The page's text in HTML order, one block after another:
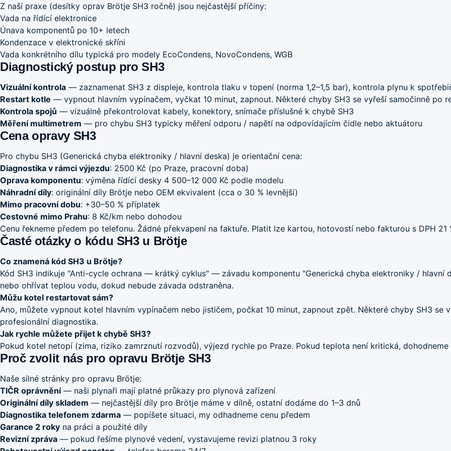
Z naší praxe (desítky oprav Brötje SH3 ročně) jsou nejčastější příčiny:
Vada na řídící elektronice
Únava komponentů po 10+ letech
Kondenzace v elektronické skříni
Vada konkrétního dílu typická pro modely EcoCondens, NovoCondens, WGB
Diagnostický postup pro SH3
Vizuální kontrola — zaznamenat SH3 z displeje, kontrola tlaku v topení (norma 1,2–1,5 bar), kontrola plynu k
Restart kotle — vypnout hlavním vypínačem, vyčkat 10 minut, zapnout. Některé chyby SH3 se vyřeší samočinně po
Kontrola spojů — vizuálně překontrolovat kabely, konektory, snímače příslušné k chybě SH3
Měření multimetrem — pro chybu SH3 typicky měření odporu / napětí na odpovídajícím čidle nebo aktuátoru
Cena opravy SH3
Pro chybu SH3 (Generická chyba elektroniky / hlavní deska) je orientační cena:
Diagnostika v rámci výjezdu: 2500 Kč (po Praze, pracovní doba)
Oprava komponentu: výměna řídící desky 4 500–12 000 Kč podle modelu
Náhradní díly: originální díly Brötje nebo OEM ekvivalent (cca o 30 % levnější)
Mimo pracovní dobu: +30–50 % příplatek
Cestovné mimo Prahu: 8 Kč/km nebo dohodou
Cenu řekneme předem po telefonu. Žádné překvapení na faktuře. Platit lze kartou, hotovostí nebo fakturou s DPH 21
Časté otázky o kódu SH3 u Brötje
Co znamená kód SH3 u Brötje?
Kód SH3 indikuje "Anti-cycle ochrana — krátký cyklus" — závadu komponentu "Generická chyba elektroniky / hlavní
nebo ohřívat teplou vodu, dokud nebude závada odstraněna.
Můžu kotel restartovat sám?
Ano, můžete vypnout kotel hlavním vypínačem nebo jističem, počkat 10 minut, zapnout zpět. Některé chyby SH3 se
profesionální diagnostika.
Jak rychle můžete přijet k chybě SH3?
Pokud kotel netopí (zima, riziko zamrznutí rozvodů), výjezd rychle po Praze. Pokud teplota není kritická,
Proč zvolit nás pro opravu Brötje SH3
Naše silné stránky pro opravu Brötje:
TIČR oprávnění— naši plynaři mají platné průkazy pro plynová zařízení
Originální díly skladem — nejčastější díly pro Brötje máme v dílně, ostatní dodáme do 1–3 dnů
Diagnostika telefonem zdarma — popíšete situaci, my odhadneme cenu předem
Garance 2 roky na práci a použité díly
Revizní zpráva — pokud řešíme plynové vedení, vystavujeme revizi platnou 3 roky